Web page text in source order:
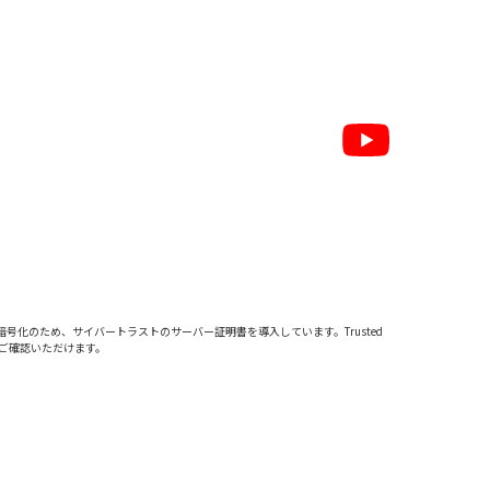
号化のため、サイバートラストのサーバー証明書を導入しています。Trusted
認いただけます。